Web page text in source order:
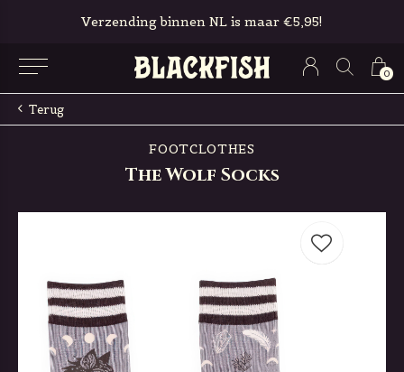
0
Verzending binnen NL is maar €5,95!
Terug
FOOTCLOTHES
The Wolf Socks